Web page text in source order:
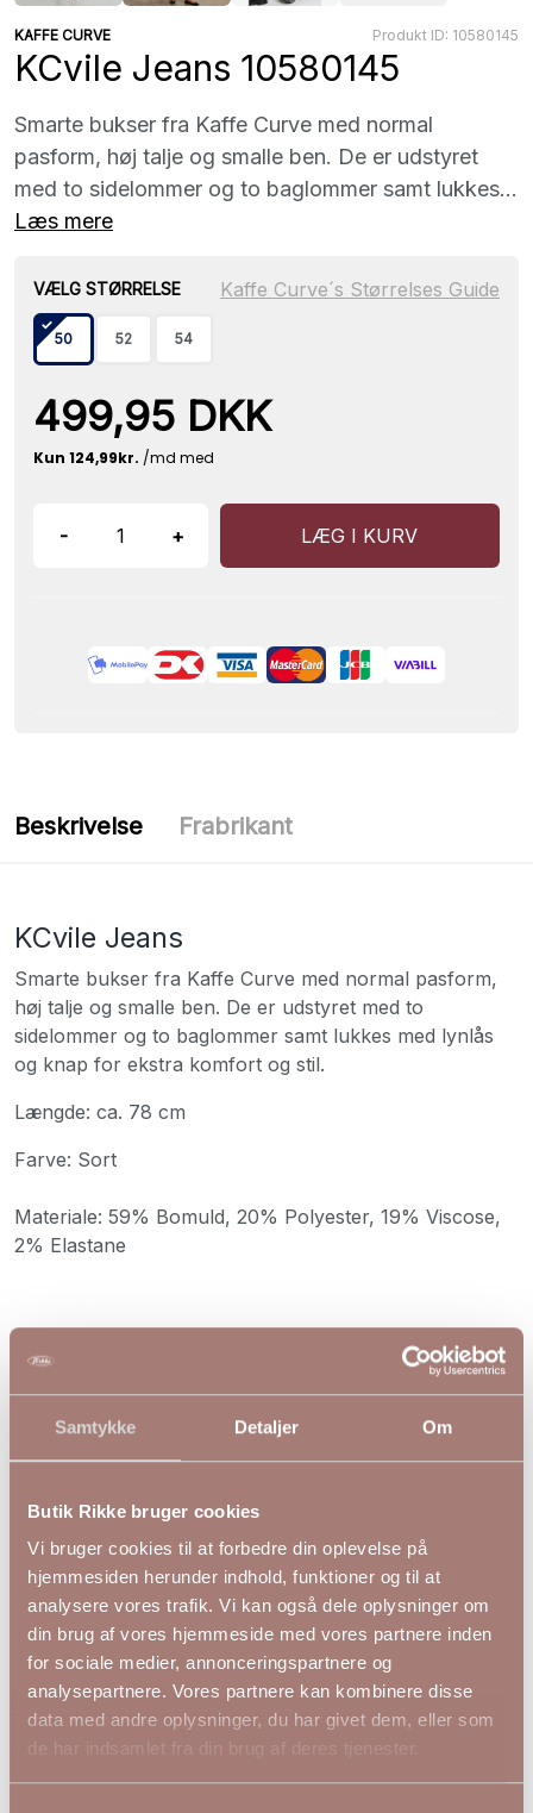
Samtykke Detaljer Om
Butik Rikke bruger cookies
Vi bruger cookies til at forbedre din oplevelse på
hjemmesiden herunder indhold, funktioner og til at
analysere vores trafik. Vi kan også dele oplysninger om
din brug af vores hjemmeside med vores partnere inden
for sociale medier, annonceringspartnere og
analysepartnere. Vores partnere kan kombinere disse
data med andre oplysninger, du har givet dem, eller som
de har indsamlet fra din brug af deres tjenester.
KAFFE CURVE Produkt ID: 10580145
KCvile Jeans 10580145
Smarte bukser fra Kaffe Curve med normal
pasform, høj talje og smalle ben. De er udstyret
med to sidelommer og to baglommer samt lukkes...
Læs mere
VÆLG STØRRELSE Kaffe Curve´s Størrelses Guide
50 52 54
499,95 DKK
- + LÆG I KURV
Beskrivelse Frabrikant
KCvile Jeans
Smarte bukser fra Kaffe Curve med normal pasform,
høj talje og smalle ben. De er udstyret med to
sidelommer og to baglommer samt lukkes med lynlås
og knap for ekstra komfort og stil.
Længde: ca. 78 cm
Farve: Sort
Materiale: 59% Bomuld, 20% Polyester, 19% Viscose,
2% Elastane
Andre kiggede på